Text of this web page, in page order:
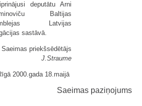
deputātu Arni
Baltijas
Latvijas
sastāvā.
Saeimas priekšsēdētājs
J.Straume
2000.gada 18.maijā
Saeimas paziņojums